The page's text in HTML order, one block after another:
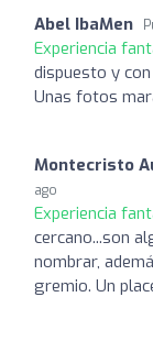
Abel IbaMen
Experiencia
dispuesto y
Unas fotos
Montecristo
ago
Experiencia
cercano...son
nombrar,
gremio. Un